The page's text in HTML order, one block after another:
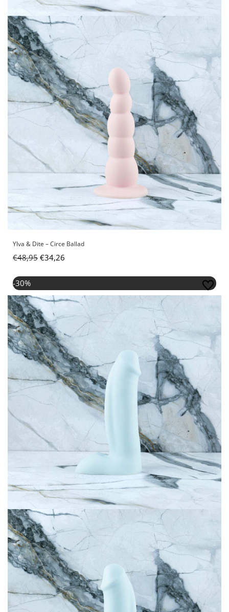
Ylva & Dite – Circe Ballad
€48,95 €34,26
-30%
Oorspronkelijke
was:
€59,95.
Huidige
is:
€41,96.